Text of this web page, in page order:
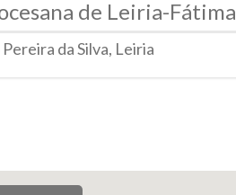
de Leiria-Fátima
da Silva, Leiria